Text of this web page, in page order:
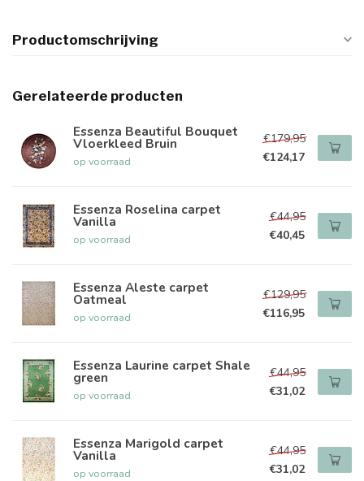
Productomschrijving
Gerelateerde producten
Essenza Beautiful Bouquet
Vloerkleed Bruin
op voorraad
€179,95
€124,17
Essenza Roselina carpet
Vanilla
op voorraad
€44,95
€40,45
Essenza Aleste carpet
Oatmeal
op voorraad
€129,95
€116,95
Essenza Laurine carpet Shale
green
op voorraad
€44,95
€31,02
Essenza Marigold carpet
Vanilla
op voorraad
€44,95
€31,02